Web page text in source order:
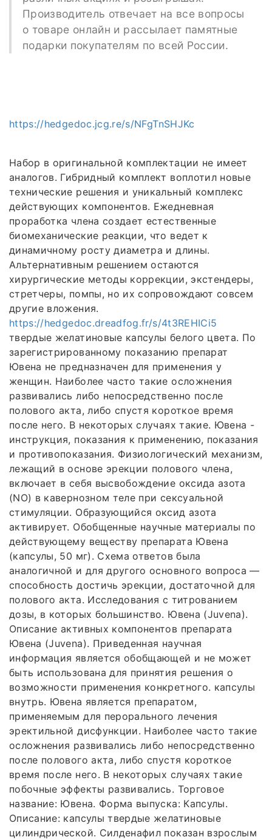
Производитель отвечает на все вопросы
о товаре онлайн и рассылает памятные
подарки покупателям по всей России.
https://hedgedoc.jcg.re/s/NFgTnSHJKc
Набор в оригинальной комплектации не имеет
аналогов. Гибридный комплект воплотил новые
технические решения и уникальный комплекс
действующих компонентов. Ежедневная
проработка члена создает естественные
биомеханические реакции, что ведет к
динамичному росту диаметра и длины.
Альтернативным решением остаются
хирургические методы коррекции, экстендеры,
стретчеры, помпы, но их сопровождают совсем
другие вложения.
https://hedgedoc.dreadfog.fr/s/4t3REHICi5
твердые желатиновые капсулы белого цвета. По
зарегистрированному показанию препарат
Ювена не предназначен для применения у
женщин. Наиболее часто такие осложнения
развивались либо непосредственно после
полового акта, либо спустя короткое время
после него. В некоторых случаях такие. Ювена -
инструкция, показания к применению, показания
и противопоказания. Физиологический механизм,
лежащий в основе эрекции полового члена,
включает в себя высвобождение оксида азота
(NO) в кавернозном теле при сексуальной
стимуляции. Образующийся оксид азота
активирует. Обобщенные научные материалы по
действующему веществу препарата Ювена
(капсулы, 50 мг). Схема ответов была
аналогичной и для другого основного вопроса —
способность достичь эрекции, достаточной для
полового акта. Исследования с титрованием
дозы, в которых большинство. Ювена (Juvena).
Описание активных компонентов препарата
Ювена (Juvena). Приведенная научная
информация является обобщающей и не может
быть использована для принятия решения о
возможности применения конкретного. капсулы
внутрь. Ювена является препаратом,
применяемым для перорального лечения
эректильной дисфункции. Наиболее часто такие
осложнения развивались либо непосредственно
после полового акта, либо спустя короткое
время после него. В некоторых случаях такие
побочные эффекты развивались. Торговое
название: Ювена. Форма выпуска: Капсулы.
Описание: капсулы твердые желатиновые
цилиндрической. Силденафил показан взрослым